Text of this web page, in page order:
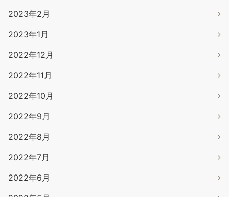
2023年2月
2023年1月
2022年12月
2022年11月
2022年10月
2022年9月
2022年8月
2022年7月
2022年6月